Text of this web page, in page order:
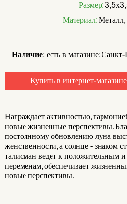
Размер:
Материал:Металл,
Наличие: есть в магазине:
Купить в интернет-магазине
Награждает активностью,
новые жизненные перспективы.
постоянному обновлению луна
женственности, а солнце - знаком
талисман ведет к положительным
переменам, обеспечивает
новые перспективы.